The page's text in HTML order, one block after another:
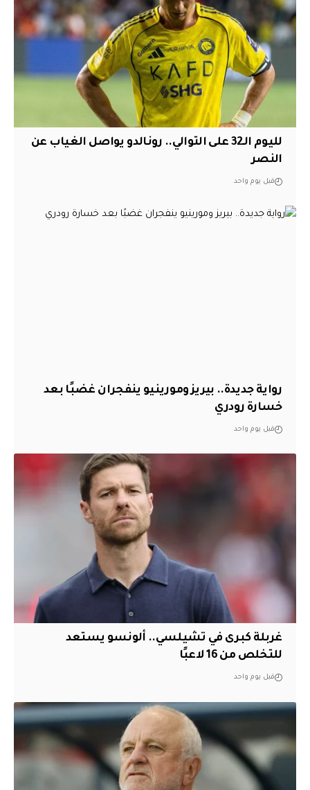
لليوم الـ32 على التوالي.. رونالدو يواصل الغياب عن
النصر
قبل يوم واحد
رواية جديدة.. بيريز ومورينيو ينفجران غضبًا بعد
خسارة رودري
قبل يوم واحد
غربلة كبرى في تشيلسي.. ألونسو يستعد
للتخلص من 16 لاعبًا
قبل يوم واحد